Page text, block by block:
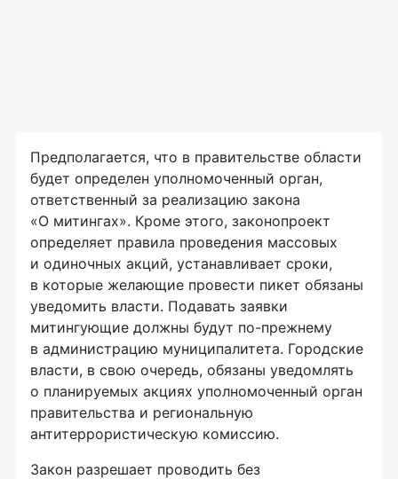
Предполагается, что в правительстве области
будет определен уполномоченный орган,
ответственный за реализацию закона
«О митингах». Кроме этого, законопроект
определяет правила проведения массовых
и одиночных акций, устанавливает сроки,
в которые желающие провести пикет обязаны
уведомить власти. Подавать заявки
митингующие должны будут по-прежнему
в администрацию муниципалитета. Городские
власти, в свою очередь, обязаны уведомлять
о планируемых акциях уполномоченный орган
правительства и региональную
антитеррористическую комиссию.
Закон разрешает проводить без